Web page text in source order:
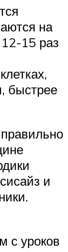
на
15 раз
быстрее
и
с уроков